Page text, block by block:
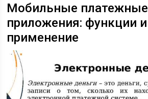
Мобильные платежные
приложения: функции и
применение